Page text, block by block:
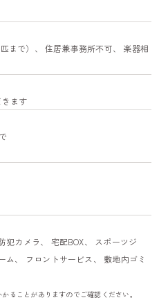
まで）、 住居兼事務所不可、 楽器相
ます
犯カメラ、 宅配BOX、 スポーツジ
ム、 フロントサービス、 敷地内ゴミ
ることがありますのでご確認ください。